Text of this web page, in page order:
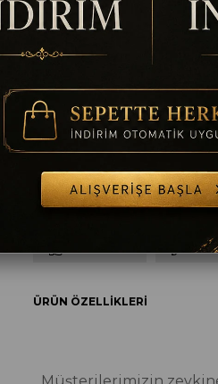
50 x 50 60 x 60 70 x
Çerçeve
Çerçevesiz Gümüş
ÜRÜN ÖZELLIKLERI